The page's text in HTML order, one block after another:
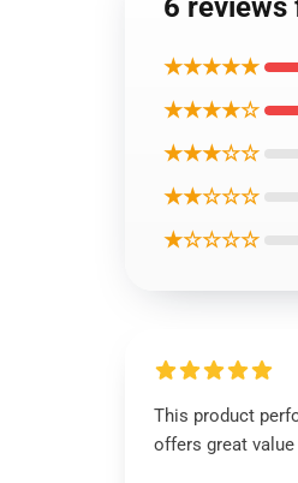
6
★★★★★
★★★★☆
★★★☆☆
★★☆☆☆
★☆☆☆☆
This product
offers great